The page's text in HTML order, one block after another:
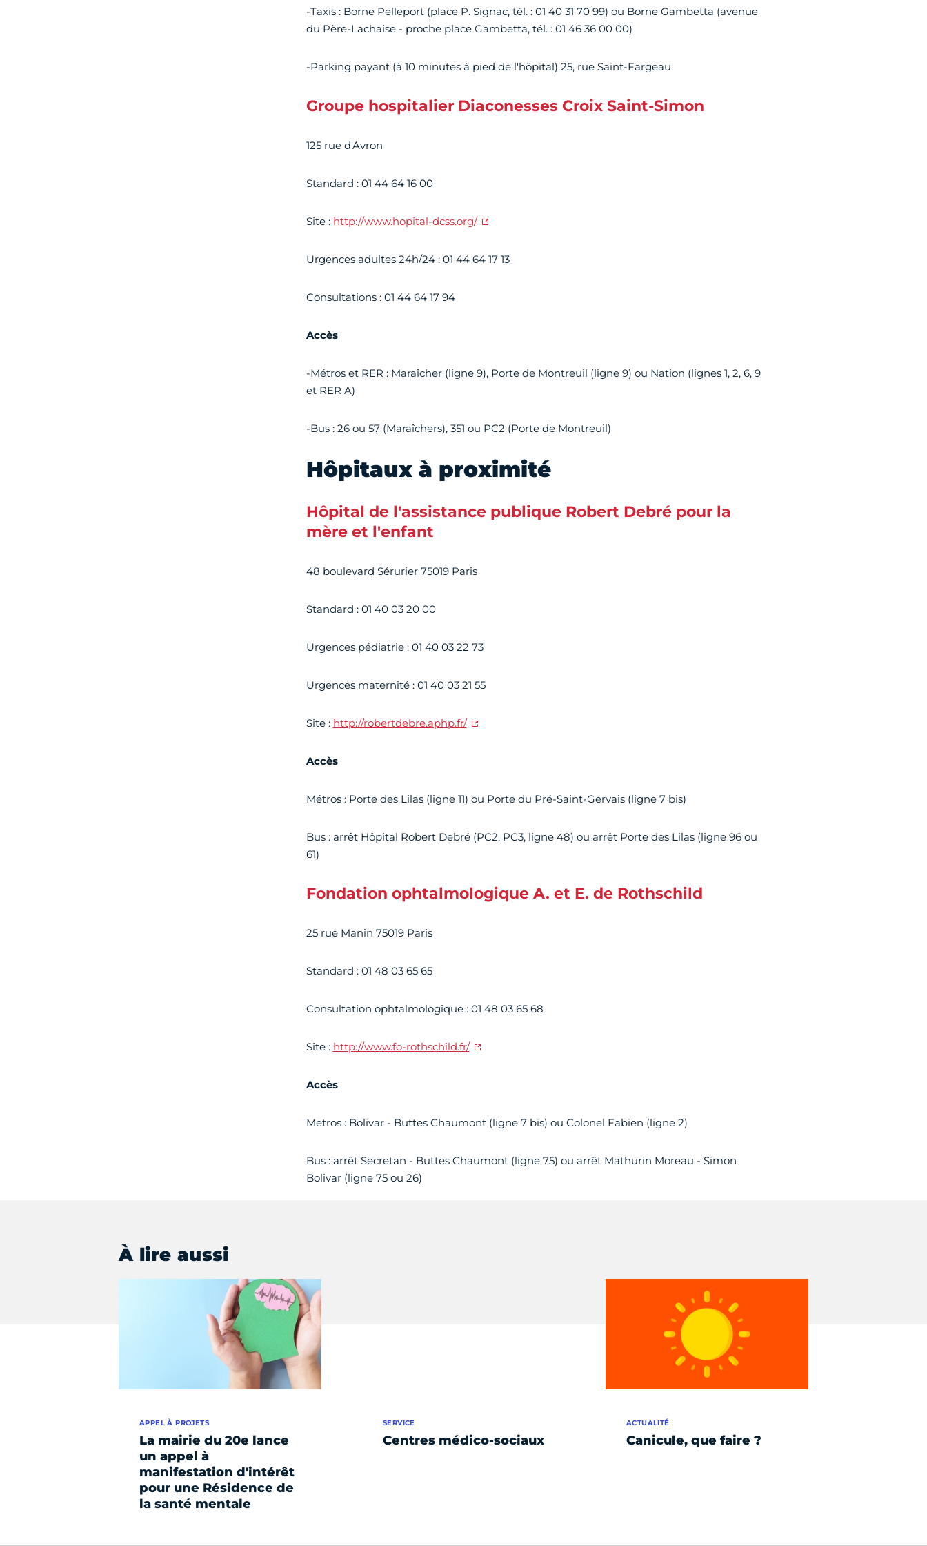
-Taxis : Borne Pelleport (place P. Signac, tél. : 01 40 31 70 99) ou Borne Gambetta (avenue
du Père-Lachaise - proche place Gambetta, tél. : 01 46 36 00 00)
-Parking payant (à 10 minutes à pied de l'hôpital) 25, rue Saint-Fargeau.
Groupe hospitalier Diaconesses Croix Saint-Simon
125 rue d'Avron
Standard : 01 44 64 16 00
Site : http://www.hopital-dcss.org/
Urgences adultes 24h/24 : 01 44 64 17 13
Consultations : 01 44 64 17 94
Accès
-Métros et RER : Maraîcher (ligne 9), Porte de Montreuil (ligne 9) ou Nation (lignes 1, 2, 6, 9
et RER A)
-Bus : 26 ou 57 (Maraîchers), 351 ou PC2 (Porte de Montreuil)
Hôpitaux à proximité
Hôpital de l'assistance publique Robert Debré pour la
mère et l'enfant
48 boulevard Sérurier 75019 Paris
Standard : 01 40 03 20 00
Urgences pédiatrie : 01 40 03 22 73
Urgences maternité : 01 40 03 21 55
Site : http://robertdebre.aphp.fr/
Accès
Métros : Porte des Lilas (ligne 11) ou Porte du Pré-Saint-Gervais (ligne 7 bis)
Bus : arrêt Hôpital Robert Debré (PC2, PC3, ligne 48) ou arrêt Porte des Lilas (ligne 96 ou
61)
Fondation ophtalmologique A. et E. de Rothschild
25 rue Manin 75019 Paris
Standard : 01 48 03 65 65
Consultation ophtalmologique : 01 48 03 65 68
Site : http://www.fo-rothschild.fr/
Accès
Metros : Bolivar - Buttes Chaumont (ligne 7 bis) ou Colonel Fabien (ligne 2)
Bus : arrêt Secretan - Buttes Chaumont (ligne 75) ou arrêt Mathurin Moreau - Simon
Bolivar (ligne 75 ou 26)
À lire aussi
La mairie du 20e lance
un appel à
manifestation d'intérêt
pour une Résidence de
la santé mentale
APPEL À PROJETS
Centres médico-sociaux
SERVICE
Canicule, que faire ?
ACTUALITÉ